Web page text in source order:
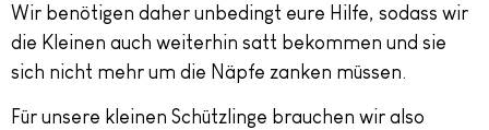
Wir benötigen daher unbedingt eure Hilfe, sodass wir
die Kleinen auch weiterhin satt bekommen und sie
sich nicht mehr um die Näpfe zanken müssen.
Für unsere kleinen Schützlinge brauchen wir also